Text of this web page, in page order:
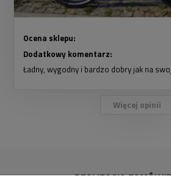
Ocena sklepu:
Dodatkowy komentarz:
Ładny, wygodny i bardzo dobry jak na
Więcej opinii